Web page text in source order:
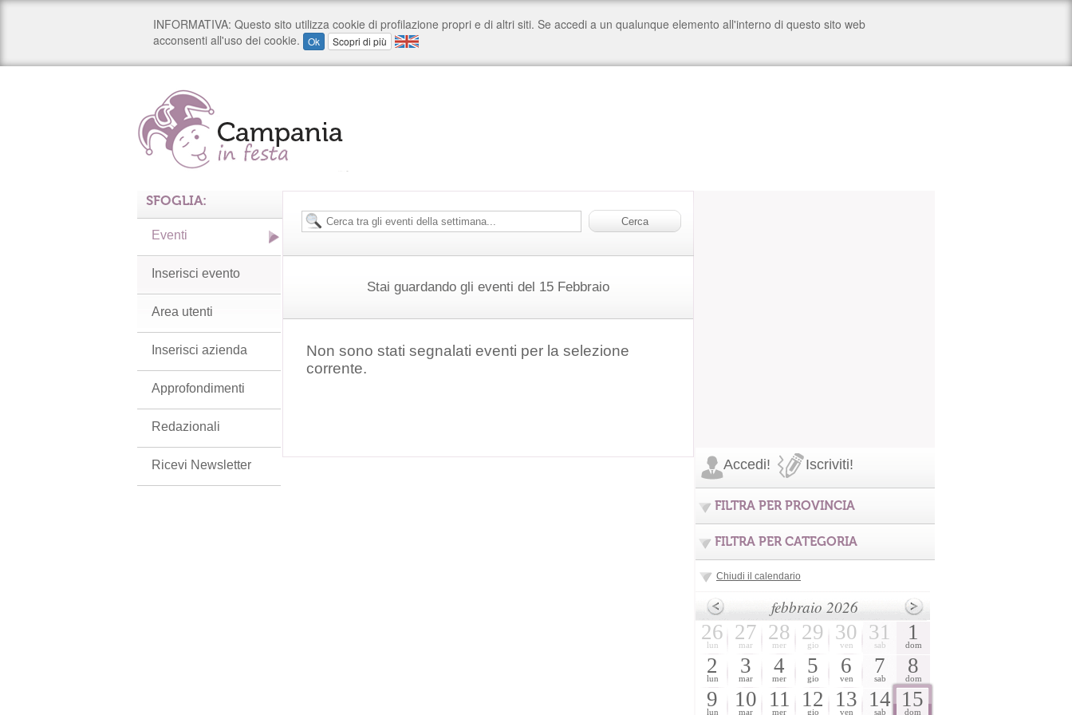
Stai guardando gli eventi del 15 Febbraio
Non sono stati segnalati eventi per la selezione
corrente.
SFOGLIA:
Eventi
Inserisci evento
Area utenti
Inserisci azienda
Approfondimenti
Redazionali
Ricevi Newsletter Accedi! Iscriviti!
FILTRA PER PROVINCIA
FILTRA PER CATEGORIA
Chiudi il calendario
febbraio 2026
26
lun
27
mar
28
mer
29
gio
30
ven
31
sab
1
dom
2
lun
3
mar
4
mer
5
gio
6
ven
7
sab
8
dom
9
lun
10
mar
11
mer
12
gio
13
ven
14
sab
15
dom